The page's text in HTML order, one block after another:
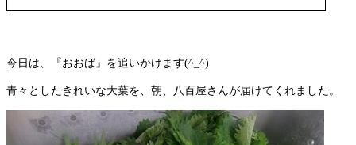
今日は、『おおば』を追いかけます(^_^)
青々としたきれいな大葉を、朝、八百屋さんが届けてくれました。